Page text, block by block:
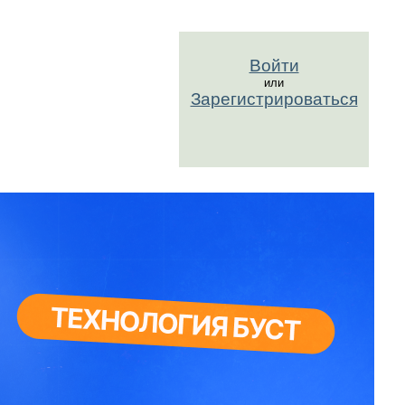
Войти
или
Зарегистрироваться